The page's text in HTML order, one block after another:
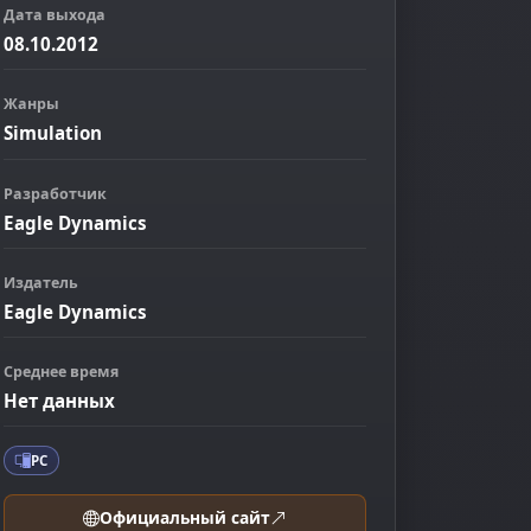
Дата выхода
08.10.2012
Жанры
Simulation
Разработчик
Eagle Dynamics
Издатель
Eagle Dynamics
Среднее время
Нет данных
PC
Официальный сайт